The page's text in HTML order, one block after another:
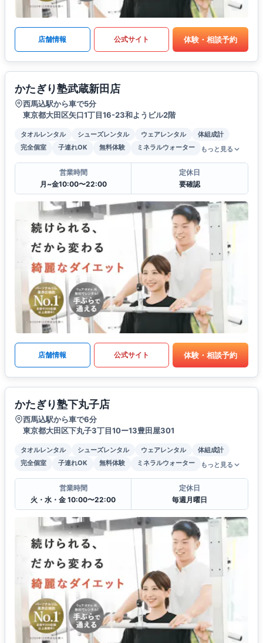
店舗情報 公式サイト 体験・相談予約
かたぎり塾武蔵新田店
西馬込駅から車で5分
東京都大田区矢口1丁目16-23和ようビル2階
タオルレンタル シューズレンタル ウェアレンタル
体組成計
完全個室
子連れOK 無料体験 ミネラルウォーター もっと見る
営業時間
月~金10:00〜22:00
定休日
要確認
店舗情報 公式サイト 体験・相談予約
かたぎり塾下丸子店
西馬込駅から車で6分
東京都大田区下丸子3丁目10ー13豊田屋301
タオルレンタル シューズレンタル ウェアレンタル
体組成計
完全個室
子連れOK 無料体験 ミネラルウォーター もっと見る
営業時間
火・水・金 10:00〜22:00
定休日
毎週月曜日